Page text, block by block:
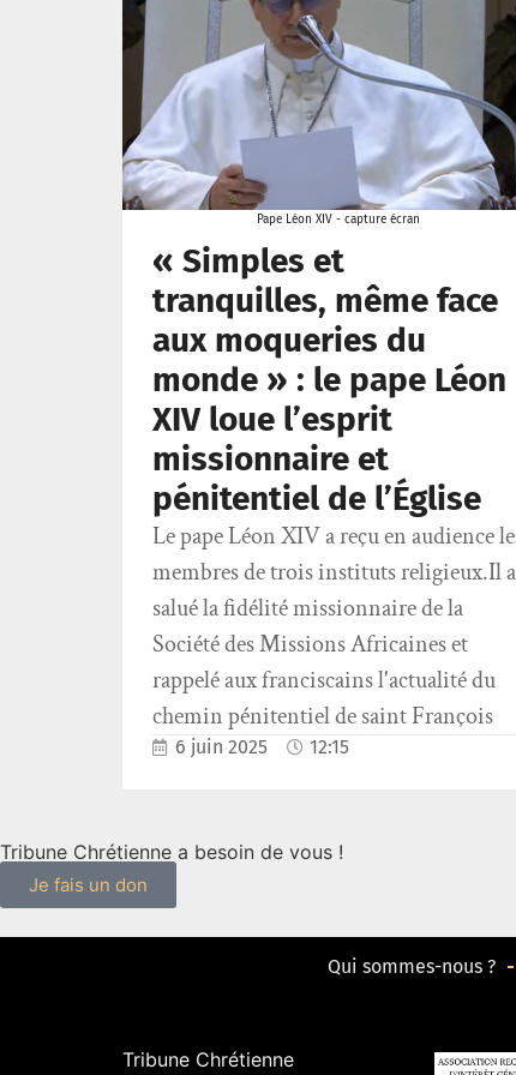
Pape Léon XIV - capture écran
« Simples et
tranquilles, même face
aux moqueries du
monde » : le pape Léon
XIV loue l’esprit
missionnaire et
pénitentiel de l’Église
Le pape Léon XIV a reçu en audience
membres de trois instituts religieux.Il a
salué la fidélité missionnaire de la
Société des Missions Africaines et
rappelé aux franciscains l'actualité du
chemin pénitentiel de saint François
6 juin 2025 12:15
Tribune Chrétienne a besoin de vous !
Je fais un don
Qui sommes-nous ?
Tribune Chrétienne